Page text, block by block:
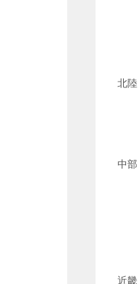
北陸
中部
近畿